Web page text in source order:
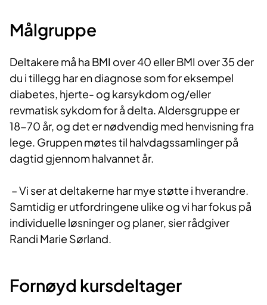
Målgruppe​​​
Deltakere må ha BMI over 40 eller BMI over 35 der
du i tillegg har en diagnose som for eksempel
diabetes, hjerte- og karsykdom og/eller
revmatisk sykdom for å delta. Aldersgruppe er
18-70 år, og det ​er nødvendig med henvisning fra
lege. Gruppen møtes til halvdagssamlinger på
dagtid gjennom halvannet år.
– Vi ser at deltakerne har mye støtte i hverandre.
Samtidig er utfordringene ulike og vi har fokus på
individuelle løsninger og planer, sier rådgiver
Randi Marie Sørland.
Fornøyd kursdeltager​​​